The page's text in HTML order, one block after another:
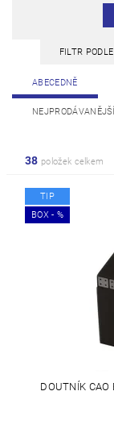
FILTR
ABECEDNĚ
NEJPRODÁVANĚJŠÍ
38 položek celkem
TIP
BOX - %
DOUTNÍK CAO